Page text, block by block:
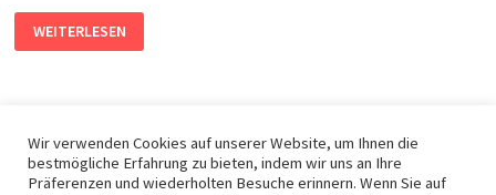
WEITERLESEN
Wir verwenden Cookies auf unserer Website, um Ihnen die
bestmögliche Erfahrung zu bieten, indem wir uns an Ihre
Präferenzen und wiederholten Besuche erinnern. Wenn Sie auf